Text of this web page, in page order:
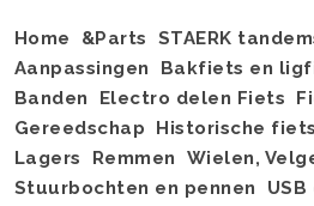
Home &Parts STAERK
Aanpassingen
Bakfiets en
Banden
Electro delen Fiets
Gereedschap
Historische
Lagers
Remmen Wielen,
Stuurbochten en pennen